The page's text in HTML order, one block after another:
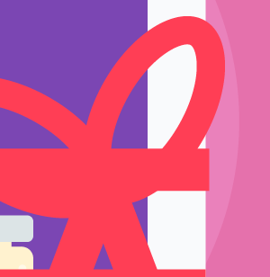
Ручки держатели
Тренировка и эскиз
Подставки и емкости